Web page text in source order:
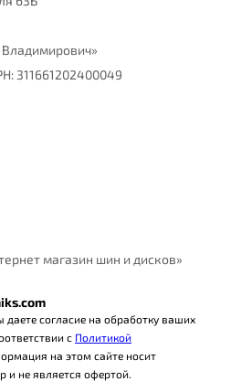
магазин шин и дисков»
311661202400049
даете согласие на обработку ваших
с Политикой
на этом сайте носит
и не является офертой.